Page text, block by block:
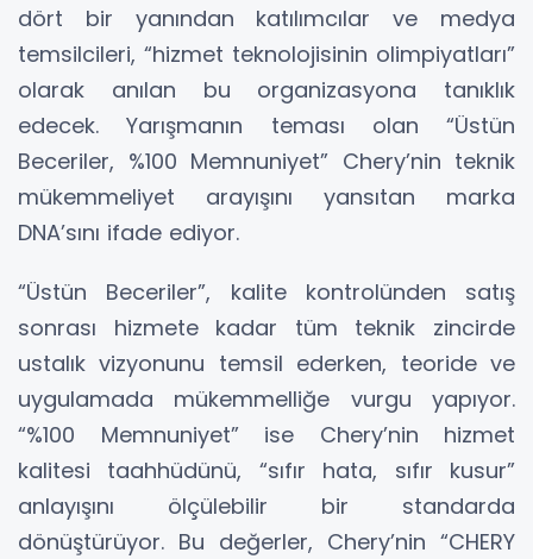
dört bir yanından katılımcılar ve medya
temsilcileri, “hizmet teknolojisinin olimpiyatları”
olarak anılan bu organizasyona tanıklık
edecek. Yarışmanın teması olan “Üstün
Beceriler, %100 Memnuniyet” Chery’nin teknik
mükemmeliyet arayışını yansıtan marka
DNA’sını ifade ediyor.
“Üstün Beceriler”, kalite kontrolünden satış
sonrası hizmete kadar tüm teknik zincirde
ustalık vizyonunu temsil ederken, teoride ve
uygulamada mükemmelliğe vurgu yapıyor.
“%100 Memnuniyet” ise Chery’nin hizmet
kalitesi taahhüdünü, “sıfır hata, sıfır kusur”
anlayışını ölçülebilir bir standarda
dönüştürüyor. Bu değerler, Chery’nin “CHERY